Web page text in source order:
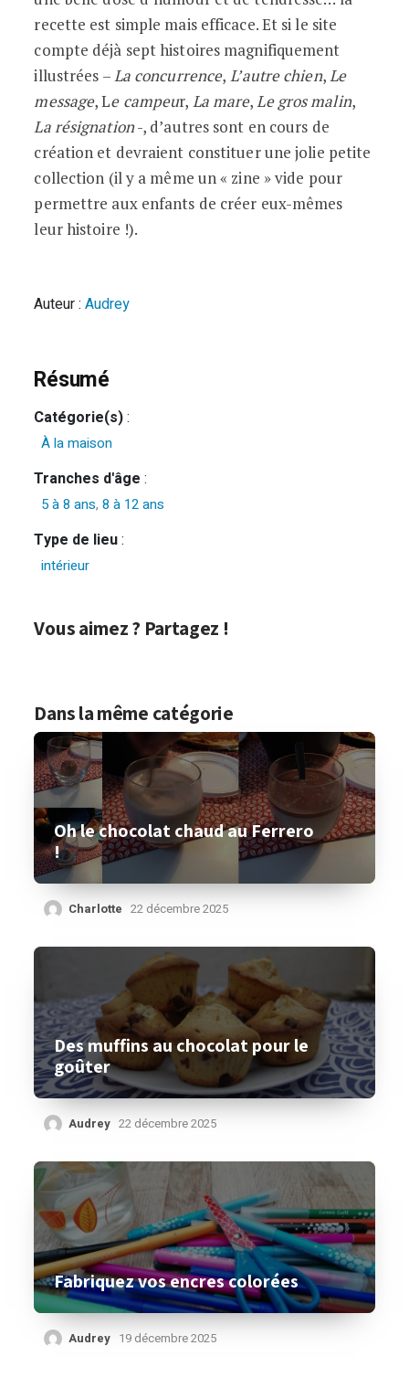
recette est simple mais efficace. Et si le site
compte déjà sept histoires magnifiquement
illustrées –La concurrence, L’autre chien,Le
message, Le campeur, La mare,Le gros malin,
La résignation-, d’autres sont en cours de
création et devraient constituer une jolie petite
collection (il y a même un « zine » vide pour
permettre aux enfants de créer eux-mêmes
leur histoire !).
Auteur :Audrey
Résumé
Catégorie(s):
À la maison
Tranches d'âge :
5 à 8 ans,8 à 12 ans
Type de lieu:
intérieur
Vous aimez ? Partagez !
Dans la même catégorie
Oh le chocolat chaud au Ferrero
!
Charlotte 22 décembre 2025
Des muffins au chocolat pour le
goûter
Audrey 22 décembre 2025
Fabriquez vos encres colorées
Audrey 19 décembre 2025